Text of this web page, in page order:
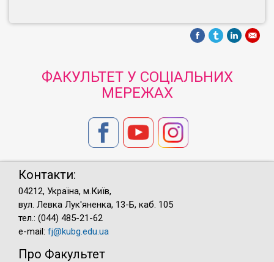
ФАКУЛЬТЕТ У СОЦІАЛЬНИХ
МЕРЕЖАХ
Контакти:
04212, Україна, м.Київ,
вул. Левка Лук'яненка, 13-Б, каб. 105
тел.: (044) 485-21-62
e-mail: fj@kubg.edu.ua
Про Факультет